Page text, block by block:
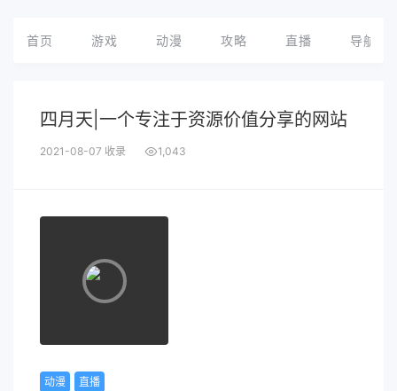
首页 游戏 动漫 攻略 直播 导航
四月天|一个专注于资源价值分享的网站
2021-08-07 收录 1,043
动漫 直播